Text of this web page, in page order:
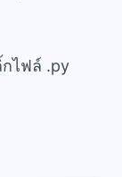
กไฟล์ .py